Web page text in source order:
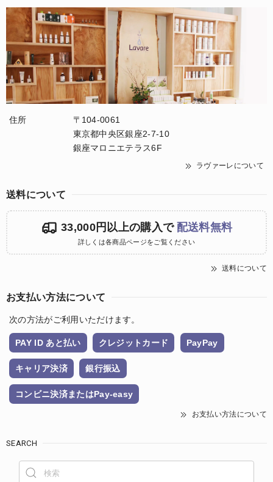
住所
〒104-0061
東京都中央区銀座2-7-10
銀座マロニエテラス6F
ラヴァーレについて
送料について
33,000円以上の購入で 配送料無料
詳しくは各商品ページをご覧ください
送料について
お支払い方法について
次の方法がご利用いただけます。
PAY ID あと払い クレジットカード PayPay
キャリア決済 銀行振込
コンビニ決済またはPay-easy
お支払い方法について
SEARCH